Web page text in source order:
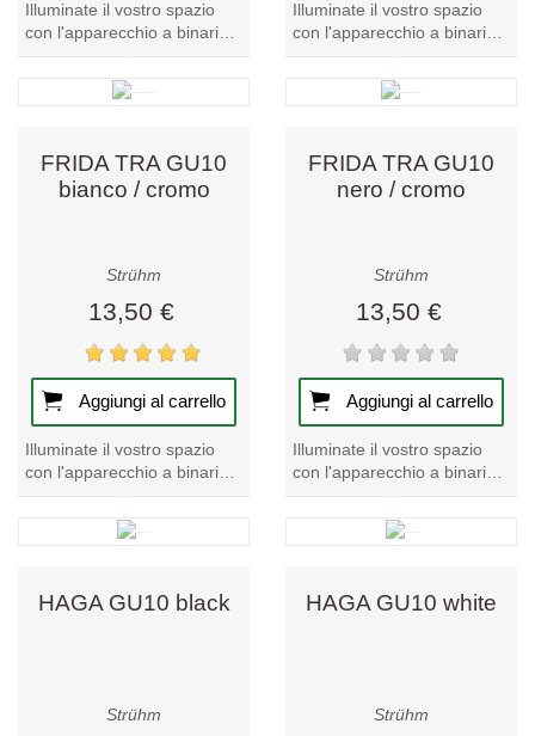
Illuminate il vostro spazio
con l'apparecchio a binario
FRIDA TRA 20 GU10
bianco/cromo, in attesa di
100 cm. Provate...
Illuminate il vostro spazio
con l'apparecchio a binario
FRIDA TRA 20 GU10
nero/cromo, in attesa di 100
cm. Provate...
FRIDA TRA GU10
bianco / cromo
Strühm
13,50 €
Aggiungi al carrello
Illuminate il vostro spazio
con l'apparecchio a binario
FRIDA TRA GU10
bianco/cromo. Perfetto per
FRIDA TRA GU10
nero / cromo
Strühm
13,50 €
Aggiungi al carrello
Illuminate il vostro spazio
con l'apparecchio a binario
FRIDA TRA GU10
nero/cromo. Questo
apparecchio a binario è...
HAGA GU10 black
Strühm
HAGA GU10 white
Strühm